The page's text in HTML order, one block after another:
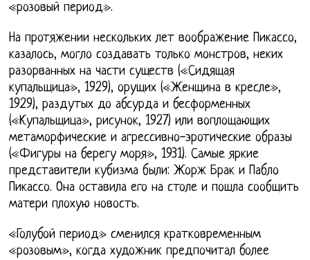
«розовый период».
На протяжении нескольких лет воображение Пикассо,
казалось, могло создавать только монстров, неких
разорванных на части существ («Сидящая
купальщица», 1929), орущих («Женщина в кресле»,
1929), раздутых до абсурда и бесформенных
(«Купальщица», рисунок, 1927) или воплощающих
метаморфические и агрессивно-эротические образы
(«Фигуры на берегу моря», 1931). Самые яркие
представители кубизма были: Жорж Брак и Пабло
Пикассо. Она оставила его на столе и пошла сообщить
матери плохую новость.
«Голубой период» сменился кратковременным
«розовым», когда художник предпочитал более